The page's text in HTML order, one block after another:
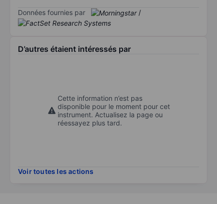
Données fournies par /
D’autres étaient intéressés par
Cette information n’est pas
disponible pour le moment pour cet
instrument. Actualisez la page ou
réessayez plus tard.
Voir toutes les actions